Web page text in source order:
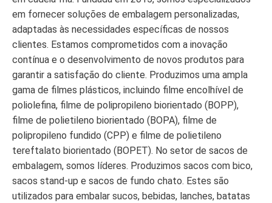
em fornecer soluções de embalagem personalizadas,
adaptadas às necessidades específicas de nossos
clientes. Estamos comprometidos com a inovação
contínua e o desenvolvimento de novos produtos para
garantir a satisfação do cliente. Produzimos uma ampla
gama de filmes plásticos, incluindo filme encolhível de
poliolefina, filme de polipropileno biorientado (BOPP),
filme de polietileno biorientado (BOPA), filme de
polipropileno fundido (CPP) e filme de polietileno
tereftalato biorientado (BOPET). No setor de sacos de
embalagem, somos líderes. Produzimos sacos com bico,
sacos stand-up e sacos de fundo chato. Estes são
utilizados para embalar sucos, bebidas, lanches, batatas